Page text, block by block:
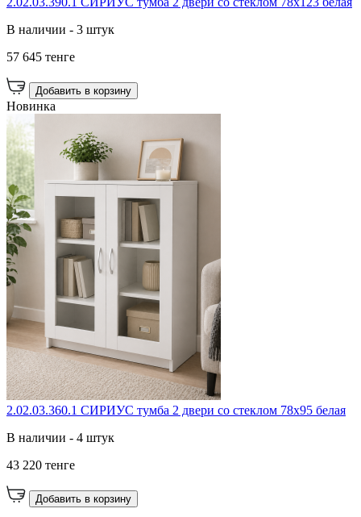
В наличии - 3 штук
57 645 тенге
Добавить в корзину
Новинка
2.02.03.360.1 СИРИУС тумба 2 двери со стеклом 78х95 белая
В наличии - 4 штук
43 220 тенге
Добавить в корзину